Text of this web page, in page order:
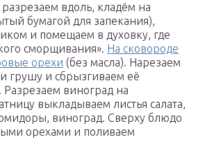
вдоль, кладём на
бумагой для запекания),
и помещаем в духовку, где
сморщивания». На сковороде
орехи (без масла). Нарезаем
грушу и сбрызгиваем её
виноград на
выкладываем листья салата,
виноград. Сверху блюдо
орехами и поливаем